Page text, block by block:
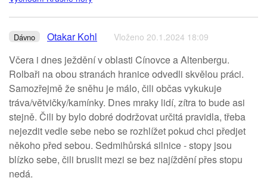
Dávno Otakar Kohl Vloženo 20.1.2024 18:09
Včera i dnes ježdění v oblasti Cínovce a Altenbergu.
Rolbaři na obou stranách hranice odvedli skvělou práci.
Samozřejmě že sněhu je málo, čili občas vykukuje
tráva/větvičky/kamínky. Dnes mraky lidí, zítra to bude asi
stejně. Čili by bylo dobré dodržovat určitá pravidla, třeba
nejezdit vedle sebe nebo se rozhlížet pokud chci předjet
někoho před sebou. Sedmihůrská silnice - stopy jsou
blízko sebe, čili bruslit mezi se bez najíždění přes stopu
nedá.